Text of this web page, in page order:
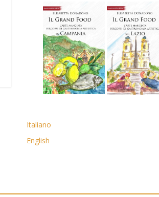
Italiano
English